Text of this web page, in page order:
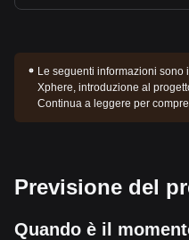
Le seguenti informazioni sono
Xphere, introduzione al
Continua a leggere per
Previsione del
Quando è il